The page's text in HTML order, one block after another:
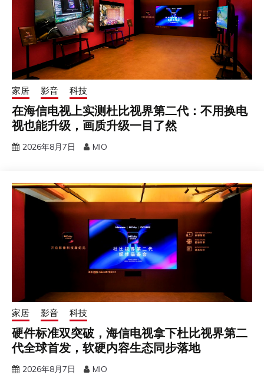
家居 影音 科技
在海信电视上实测杜比视界第二代：不用换电
视也能升级，画质升级一目了然
2026年8月7日 MIO
家居 影音 科技
硬件标准双突破，海信电视拿下杜比视界第二
代全球首发，软硬内容生态同步落地
2026年8月7日 MIO